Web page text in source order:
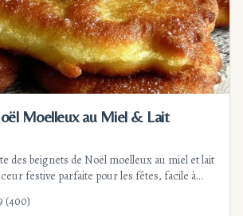
Moelleux au Miel & Lait
des beignets de Noël moelleux au miel et lait
festive parfaite pour les fêtes, facile à
Instructions détaillées et conseils pour
(400)